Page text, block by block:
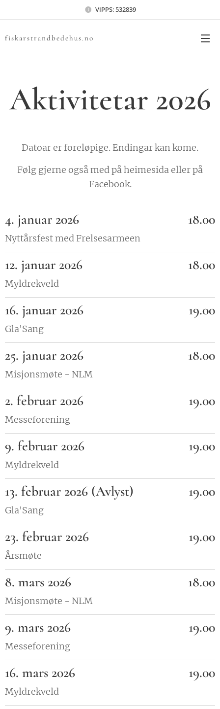
VIPPS: 532839
fiskarstrandbedehus.no
Aktivitetar 2026
Datoar er foreløpige. Endingar kan kome.
Følg gjerne også med på heimesida eller på
Facebook.
4. januar 2026
Nyttårsfest med Frelsesarmeen
18.00
12. januar 2026
Myldrekveld
18.00
16. januar 2026
Gla'Sang
19.00
25. januar 2026
Misjonsmøte - NLM
18.00
2. februar 2026
Messeforening
19.00
9. februar 2026
Myldrekveld
19.00
13. februar 2026 (Avlyst)
Gla'Sang
19.00
23. februar 2026
Årsmøte
19.00
8. mars 2026
Misjonsmøte - NLM
18.00
9. mars 2026
Messeforening
19.00
16. mars 2026
Myldrekveld
19.00